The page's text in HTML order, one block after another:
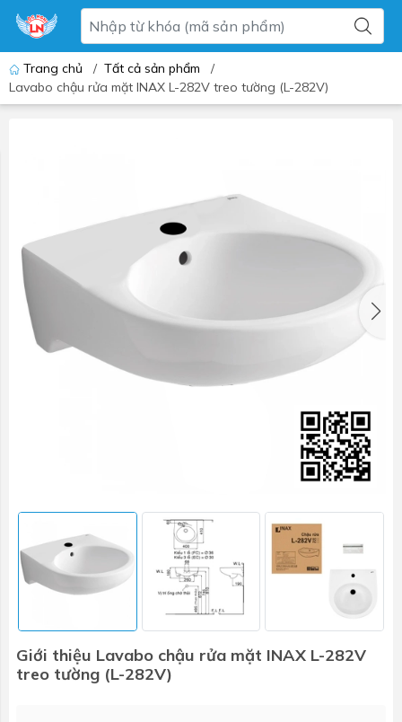
Trang chủ / Tất cả sản phẩm
/
Lavabo chậu rửa mặt INAX L-282V treo tường (L-282V)
Giới thiệu Lavabo chậu rửa mặt INAX L-282V
treo tường (L-282V)